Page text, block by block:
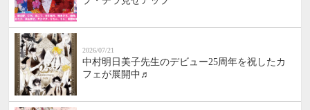
2026/07/21
中村明日美子先生のデビュー25周年を祝したカ
フェが展開中♬